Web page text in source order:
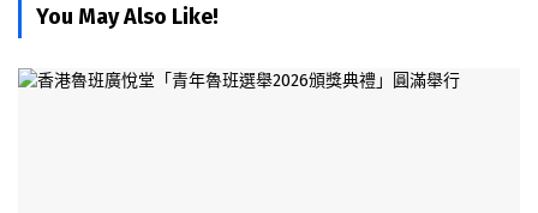
You May Also Like!